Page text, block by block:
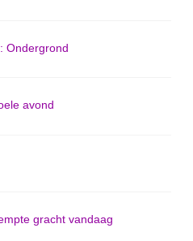
Ondergrond
avond
gracht vandaag